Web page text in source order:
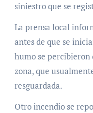
siniestro que se
La prensa local
antes de que se
humo se percibieron
zona, que
resguardada.
Otro incendio se